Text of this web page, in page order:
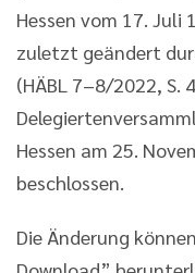
Hessen vom 17. Juli
zuletzt geändert
(HÄBL 7–8/2022, S.
Hessen am 25.
beschlossen.
Die Änderung